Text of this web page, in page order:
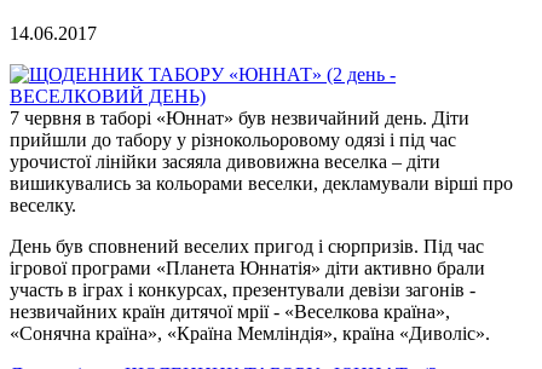
14.06.2017
7 червня в таборі «Юннат» був незвичайний день. Діти
прийшли до табору у різнокольоровому одязі і під час
урочистої лінійки засяяла дивовижна веселка – діти
вишикувались за кольорами веселки, декламували вірші про
веселку.
День був сповнений веселих пригод і сюрпризів. Під час
ігрової програми «Планета Юннатія» діти активно брали
участь в іграх і конкурсах, презентували девізи загонів -
незвичайних країн дитячої мрії - «Веселкова країна»,
«Сонячна країна», «Країна Мемліндія», країна «Диволіс».